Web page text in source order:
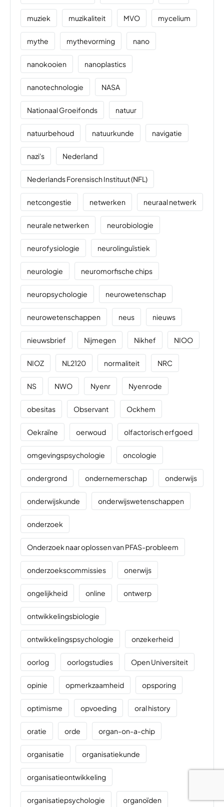
muziek muzikaliteit MVO mycelium
mythe mythevorming nano
nanokooien nanoplastics
nanotechnologie NASA
Nationaal Groeifonds natuur
natuurbehoud natuurkunde navigatie
nazi's Nederland
Nederlands Forensisch Instituut (NFL)
netcongestie netwerken neuraal netwerk
neurale netwerken neurobiologie
neurofysiologie neurolinguïstiek
neurologie neuromorfische chips
neuropsychologie neurowetenschap
neurowetenschappen neus nieuws
nieuwsbrief Nijmegen Nikhef NIOO
NIOZ NL2120 normaliteit NRC
NS NWO Nyenr Nyenrode
obesitas Observant Ockhem
Oekraïne oerwoud olfactorisch erfgoed
omgevingspsychologie oncologie
ondergrond ondernemerschap onderwijs
onderwijskunde onderwijswetenschappen
onderzoek
Onderzoek naar oplossen van PFAS-probleem
onderzoekscommissies onerwijs
ongelijkheid online ontwerp
ontwikkelingsbiologie
ontwikkelingspsychologie onzekerheid
oorlog oorlogstudies Open Universiteit
opinie opmerkzaamheid opsporing
optimisme opvoeding oral history
oratie orde organ-on-a-chip
organisatie organisatiekunde
organisatieontwikkeling
organisatiepsychologie organoïden